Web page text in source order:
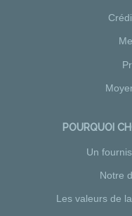
POURQUOI
Un
Notre
Les valeurs de